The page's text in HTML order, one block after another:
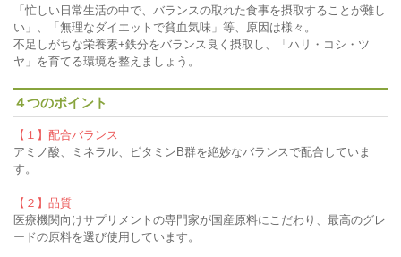
「忙しい日常生活の中で、バランスの取れた食事を摂取することが難し
い」、「無理なダイエットで貧血気味」等、原因は様々。
不足しがちな栄養素+鉄分をバランス良く摂取し、「ハリ・コシ・ツ
ヤ」を育てる環境を整えましょう。
４つのポイント
【１】配合バランス
アミノ酸、ミネラル、ビタミンB群を絶妙なバランスで配合していま
す。
【２】品質
医療機関向けサプリメントの専門家が国産原料にこだわり、最高のグレ
ードの原料を選び使用しています。